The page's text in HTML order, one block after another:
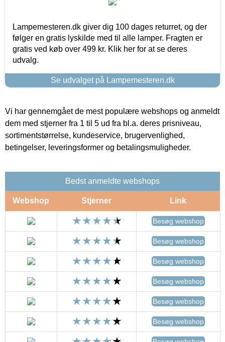
Lampemesteren.dk giver dig 100 dages returret, og der
følger en gratis lyskilde med til alle lamper. Fragten er
gratis ved køb over 499 kr. Klik her for at se deres
udvalg.
Se udvalget på Lampemesteren.dk
Vi har gennemgået de mest populære webshops og anmeldt
dem med stjerner fra 1 til 5 ud fra bl.a. deres prisniveau,
sortimentstørrelse, kundeservice, brugervenlighed,
betingelser, leveringsformer og betalingsmuligheder.
Bedst anmeldte webshops
Webshop Stjerner Link
Besøg webshop
Besøg webshop
Besøg webshop
Besøg webshop
Besøg webshop
Besøg webshop